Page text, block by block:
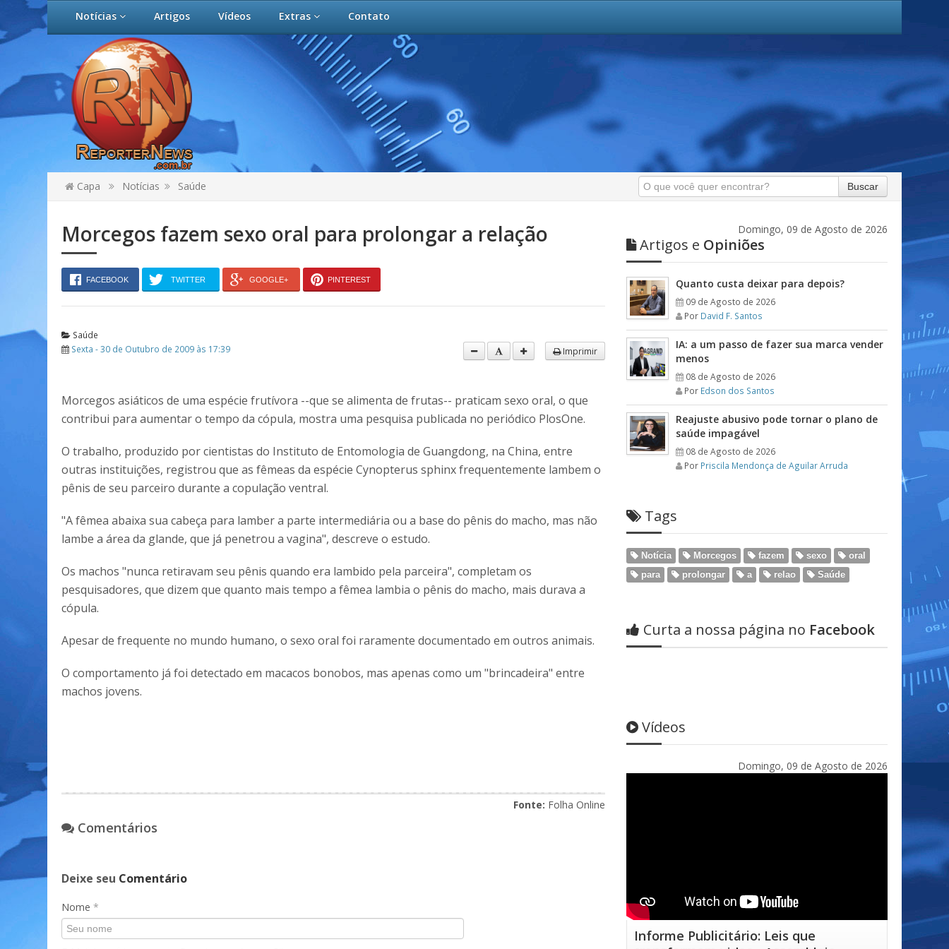
Notícias Artigos Vídeos Extras Contato
Capa Notícias Saúde Buscar
Morcegos fazem sexo oral para prolongar a relação
FACEBOOK TWITTER GOOGLE+ PINTEREST
Saúde
Sexta - 30 de Outubro de 2009 às 17:39
Imprimir
Morcegos asiáticos de uma espécie frutívora --que se alimenta de frutas-- praticam sexo oral, o que
contribui para aumentar o tempo da cópula, mostra uma pesquisa publicada no periódico PlosOne.
O trabalho, produzido por cientistas do Instituto de Entomologia de Guangdong, na China, entre
outras instituições, registrou que as fêmeas da espécie Cynopterus sphinx frequentemente lambem o
pênis de seu parceiro durante a copulação ventral.
"A fêmea abaixa sua cabeça para lamber a parte intermediária ou a base do pênis do macho, mas não
lambe a área da glande, que já penetrou a vagina", descreve o estudo.
Os machos "nunca retiravam seu pênis quando era lambido pela parceira", completam os
pesquisadores, que dizem que quanto mais tempo a fêmea lambia o pênis do macho, mais durava a
cópula.
Apesar de frequente no mundo humano, o sexo oral foi raramente documentado em outros animais.
O comportamento já foi detectado em macacos bonobos, mas apenas como um "brincadeira" entre
machos jovens.
Fonte: Folha Online
Comentários
Deixe seu Comentário
Nome *
Domingo, 09 de Agosto de 2026
Artigos e Opiniões
Quanto custa deixar para depois?
09 de Agosto de 2026
Por David F. Santos
IA: a um passo de fazer sua marca vender
menos
08 de Agosto de 2026
Por Edson dos Santos
Reajuste abusivo pode tornar o plano de
saúde impagável
08 de Agosto de 2026
Por Priscila Mendonça de Aguilar Arruda
Tags
Notícia Morcegos fazem sexo
oral
para
prolongar a relao Saúde
Curta a nossa página no Facebook
Vídeos
Domingo, 09 de Agosto de 2026
Informe Publicitário: Leis que